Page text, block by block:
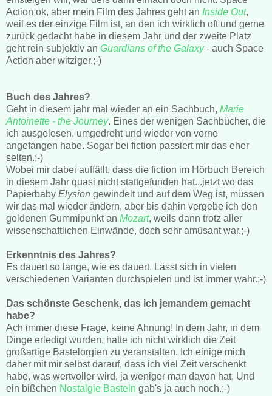
Action ok, aber mein Film des Jahres geht an Inside Out,
weil es der einzige Film ist, an den ich wirklich oft und gerne
zurück gedacht habe in diesem Jahr und der zweite Platz
geht rein subjektiv an Guardians of the Galaxy- auch Space
Action aber witziger.;-)
Buch des Jahres?
Geht in diesem jahr mal wieder an ein Sachbuch, Marie
Antoinette - the Journey. Eines der wenigen Sachbücher, die
ich ausgelesen, umgedreht und wieder von vorne
angefangen habe. Sogar bei fiction passiert mir das eher
selten.;-)
Wobei mir dabei auffällt, dass die fiction im Hörbuch Bereich
in diesem Jahr quasi nicht stattgefunden hat...jetzt wo das
Papierbaby Elysion gewindelt und auf dem Weg ist, müssen
wir das mal wieder ändern, aber bis dahin vergebe ich den
goldenen Gummipunkt an Mozart, weils dann trotz aller
wissenschaftlichen Einwände, doch sehr amüsant war.;-)
Erkenntnis des Jahres?
Es dauert so lange, wie es dauert. Lässt sich in vielen
verschiedenen Varianten durchspielen und ist immer wahr.;-)
Das schönste Geschenk, das ich jemandem gemacht
habe?
Ach immer diese Frage, keine Ahnung! In dem Jahr, in dem
Dinge erledigt wurden, hatte ich nicht wirklich die Zeit
großartige Bastelorgien zu veranstalten. Ich einige mich
daher mit mir selbst darauf, dass ich viel Zeit verschenkt
habe, was wertvoller wird, ja weniger man davon hat. Und
ein bißchen Nostalgie Basteln gab's ja auch noch.;-)